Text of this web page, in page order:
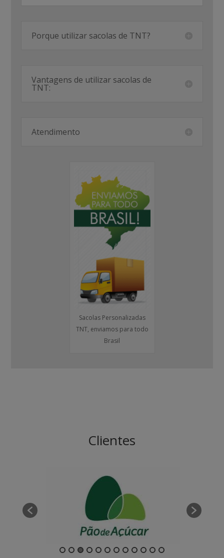
Porque utilizar sacolas de TNT?
Vantagens de utilizar sacolas de
TNT:
Atendimento
Sacolas Personalizadas
TNT, enviamos para todo
Brasil
Clientes